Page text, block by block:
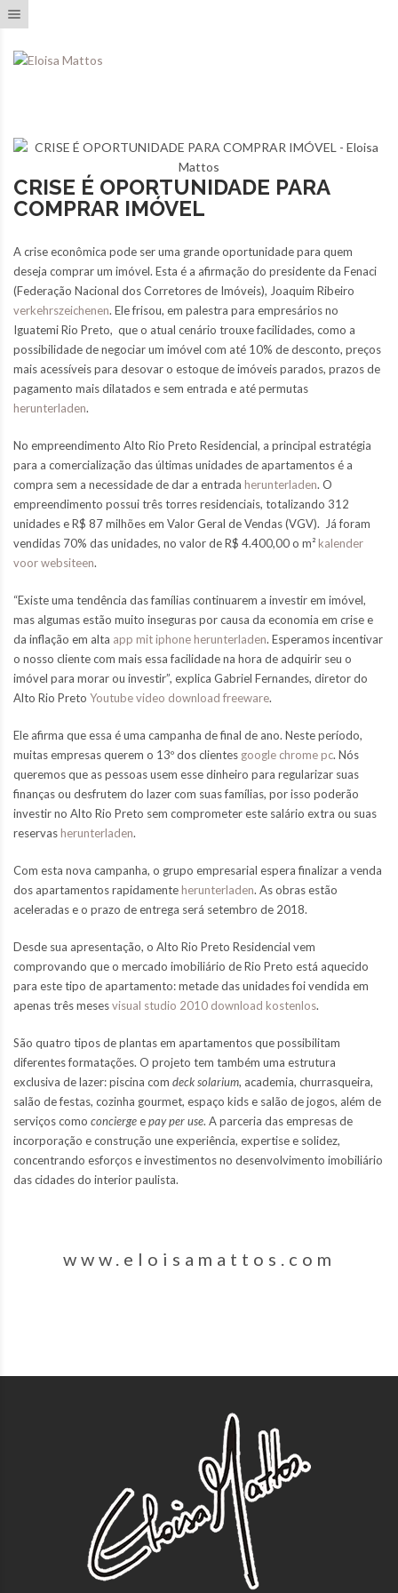
CRISE É OPORTUNIDADE PARA
COMPRAR IMÓVEL
A crise econômica pode ser uma grande oportunidade para quem
deseja comprar um imóvel. Esta é a afirmação do presidente da Fenaci
(Federação Nacional dos Corretores de Imóveis), Joaquim Ribeiro
verkehrszeichenen. Ele frisou, em palestra para empresários no
Iguatemi Rio Preto, que o atual cenário trouxe facilidades, como a
possibilidade de negociar um imóvel com até 10% de desconto, preços
mais acessíveis para desovar o estoque de imóveis parados, prazos de
pagamento mais dilatados e sem entrada e até permutas
herunterladen.
No empreendimento Alto Rio Preto Residencial, a principal estratégia
para a comercialização das últimas unidades de apartamentos é a
compra sem a necessidade de dar a entrada herunterladen. O
empreendimento possui três torres residenciais, totalizando 312
unidades e R$ 87 milhões em Valor Geral de Vendas (VGV). Já foram
vendidas 70% das unidades, no valor de R$ 4.400,00 o m² kalender
voor websiteen.
“Existe uma tendência das famílias continuarem a investir em imóvel,
mas algumas estão muito inseguras por causa da economia em crise e
da inflação em alta app mit iphone herunterladen. Esperamos incentivar
o nosso cliente com mais essa facilidade na hora de adquirir seu o
imóvel para morar ou investir”, explica Gabriel Fernandes, diretor do
Alto Rio Preto Youtube video download freeware.
Ele afirma que essa é uma campanha de final de ano. Neste período,
muitas empresas querem o 13º dos clientes google chrome pc. Nós
queremos que as pessoas usem esse dinheiro para regularizar suas
finanças ou desfrutem do lazer com suas famílias, por isso poderão
investir no Alto Rio Preto sem comprometer este salário extra ou suas
reservas herunterladen.
Com esta nova campanha, o grupo empresarial espera finalizar a venda
dos apartamentos rapidamente herunterladen. As obras estão
aceleradas e o prazo de entrega será setembro de 2018.
Desde sua apresentação, o Alto Rio Preto Residencial vem
comprovando que o mercado imobiliário de Rio Preto está aquecido
para este tipo de apartamento: metade das unidades foi vendida em
apenas três mesesvisual studio 2010 download kostenlos.
São quatro tipos de plantas em apartamentos que possibilitam
diferentes formatações. O projeto tem também uma estrutura
exclusiva de lazer: piscina com deck solarium, academia, churrasqueira,
salão de festas, cozinha gourmet, espaço kids e salão de jogos, além de
serviços como conciergeepay per use. A parceria das empresas de
incorporação e construção une experiência, expertise e solidez,
concentrando esforços e investimentos no desenvolvimento imobiliário
das cidades do interior paulista.
www.eloisamattos.com